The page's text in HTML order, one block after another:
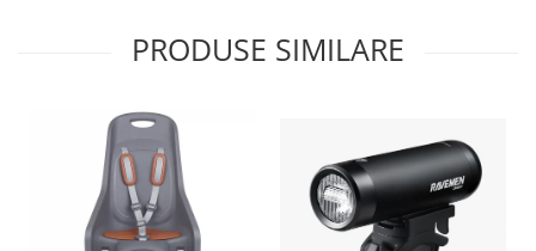
PRODUSE SIMILARE